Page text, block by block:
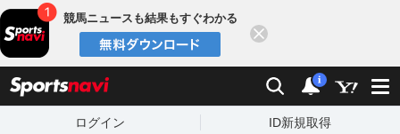
競馬ニュースも結果もすぐわかる
検索 通知
i
ログイン ID新規取得